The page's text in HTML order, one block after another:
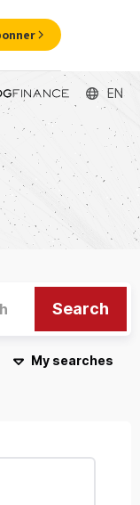
EN
Search
My searches